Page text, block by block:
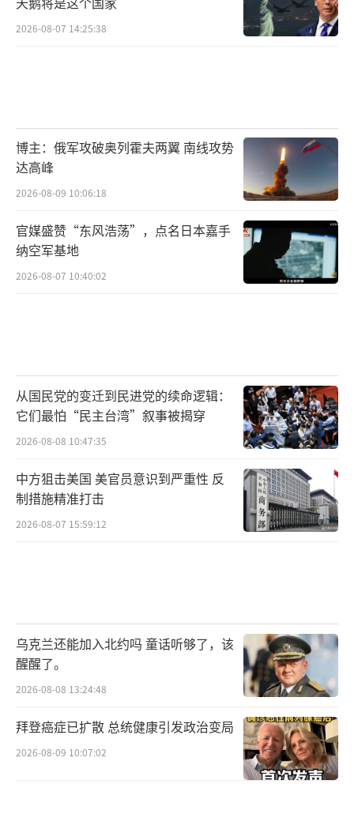
2026-08-07 14:25:38
博主：俄军攻破奥列霍夫两翼 南线攻势
达高峰
2026-08-09 10:06:18
官媒盛赞“东风浩荡”，点名日本嘉手
纳空军基地
2026-08-07 10:40:02
从国民党的变迁到民进党的续命逻辑：
它们最怕“民主台湾”叙事被揭穿
2026-08-08 10:47:35
中方狙击美国 美官员意识到严重性 反
制措施精准打击
2026-08-07 15:59:12
乌克兰还能加入北约吗 童话听够了，该
醒醒了。
2026-08-08 13:24:48
拜登癌症已扩散 总统健康引发政治变局
2026-08-09 10:07:02